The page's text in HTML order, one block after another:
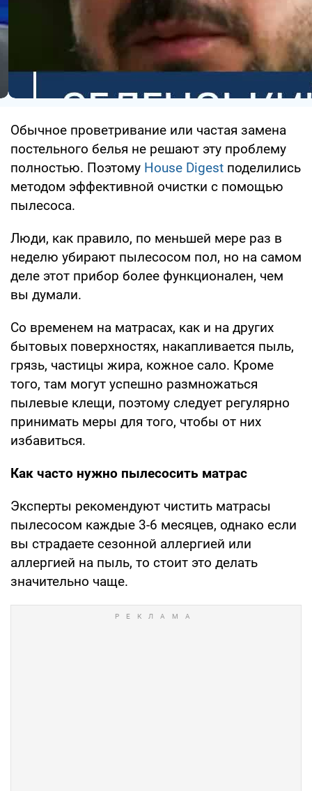
Обычное проветривание или частая замена
постельного белья не решают эту проблему
полностью. Поэтому House Digest поделились
методом эффективной очистки с помощью
пылесоса.
Люди, как правило, по меньшей мере раз в
неделю убирают пылесосом пол, но на самом
деле этот прибор более функционален, чем
вы думали.
Со временем на матрасах, как и на других
бытовых поверхностях, накапливается пыль,
грязь, частицы жира, кожное сало. Кроме
того, там могут успешно размножаться
пылевые клещи, поэтому следует регулярно
принимать меры для того, чтобы от них
избавиться.
Как часто нужно пылесосить матрас
Эксперты рекомендуют чистить матрасы
пылесосом каждые 3-6 месяцев, однако если
вы страдаете сезонной аллергией или
аллергией на пыль, то стоит это делать
значительно чаще.